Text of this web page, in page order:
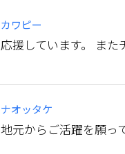
カワピー
応援しています。 ま
ナオッタケ
地元からご活躍を願っ